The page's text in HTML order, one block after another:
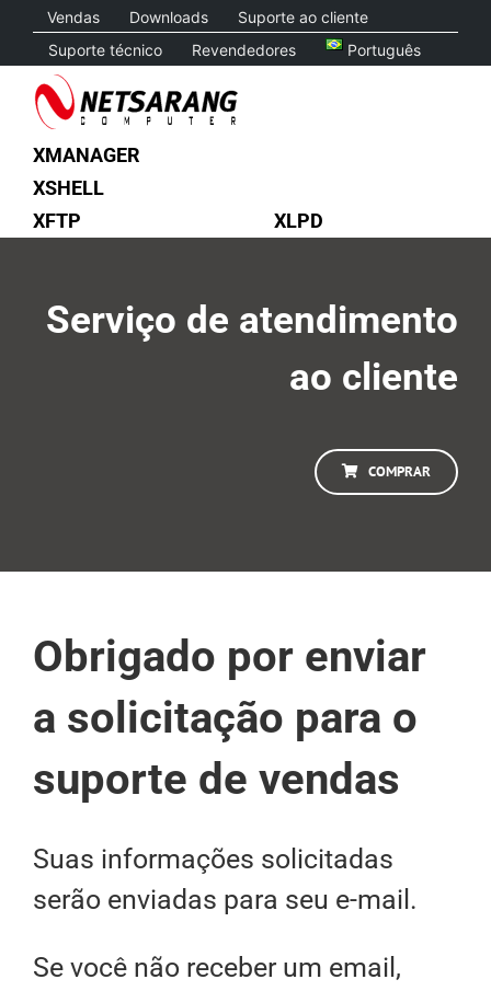
content
Vendas Downloads
Suporte ao cliente
Suporte técnico
Revendedores Português
XMANAGER
XSHELL
XFTP
XLPD
Serviço de atendimento
ao cliente
COMPRAR
Obrigado por enviar
a solicitação para o
suporte de vendas
Suas informações solicitadas
serão enviadas para seu e-mail.
Se você não receber um email,